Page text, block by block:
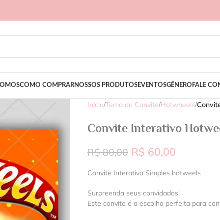
COMO COMPRARNOSSOS PRODUTOSEVENTOSGÊNERO FALE
Início/Tema do Convite/Hotwheels/
Convite Interativo
R$80,00 R$ 60,00
Convite Interativo Simples hotweels
Surpreenda seus convidados!
Este convite é a escolha perfeita para